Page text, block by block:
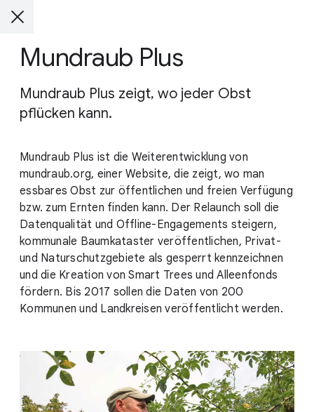
Mundraub Plus
Mundraub Plus zeigt, wo jeder Obst
pflücken kann.
Mundraub Plus ist die Weiterentwicklung von
mundraub.org, einer Website, die zeigt, wo man
essbares Obst zur öffentlichen und freien Verfügung
bzw. zum Ernten finden kann. Der Relaunch soll die
Datenqualität und Offline-Engagements steigern,
kommunale Baumkataster veröffentlichen, Privat-
und Naturschutzgebiete als gesperrt kennzeichnen
und die Kreation von Smart Trees und Alleenfonds
fördern. Bis 2017 sollen die Daten von 200
Kommunen und Landkreisen veröffentlicht werden.